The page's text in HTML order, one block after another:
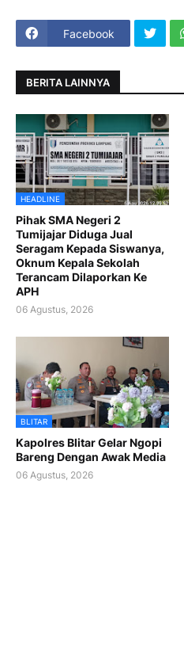
Facebook
BERITA LAINNYA
HEADLINE
Pihak SMA Negeri 2
Tumijajar Diduga Jual
Seragam Kepada Siswanya,
Oknum Kepala Sekolah
Terancam Dilaporkan Ke
APH
06 Agustus, 2026
BLITAR
Kapolres Blitar Gelar Ngopi
Bareng Dengan Awak Media
06 Agustus, 2026